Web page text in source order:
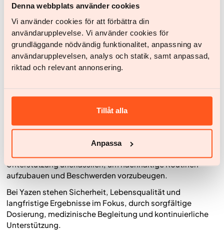
Denna webbplats använder cookies
Vi använder cookies för att förbättra din
användarupplevelse. Vi använder cookies för
grundläggande nödvändig funktionalitet, anpassning av
användarupplevelsen, analys och statik, samt anpassad,
riktad och relevant annonsering.
Tillåt alla
Anpassa
Ganzheitlicher Ansatz und Unterstützung im Alltag
Eine medikamentöse Therapie wirkt am besten als Teil
eines strukturierten, langfristigen Behandlungsplans.
Durch regelmäßige Termine und persönliche Begleitung
kann die Therapie an deine Bedürfnisse und
Therapieoption sinnvoll ist.
Auch Essverhalten, Mahlzeitenstruktur und
Alltagsgewohnheiten beeinflussen die Verträglichkeit und
Unterstützung unerlässlich, um nachhaltige Routinen
aufzubauen und Beschwerden vorzubeugen.
Bei Yazen stehen Sicherheit, Lebensqualität und
langfristige Ergebnisse im Fokus, durch sorgfältige
Dosierung, medizinische Begleitung und kontinuierliche
Unterstützung.